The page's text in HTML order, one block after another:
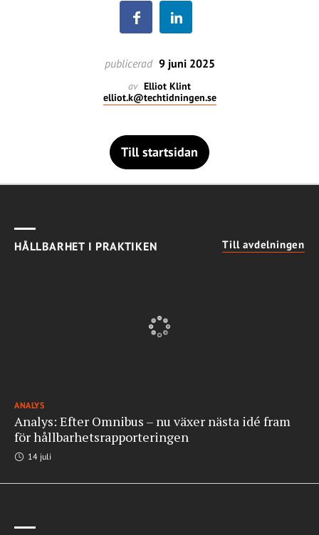
publicerad 9 juni 2025
av Elliot Klint
elliot.k@techtidningen.se
Till startsidan
HÅLLBARHET I PRAKTIKEN Till avdelningen
ANALYS
Analys: Efter Omnibus – nu växer nästa idé fram
för hållbarhetsrapporteringen
14 juli